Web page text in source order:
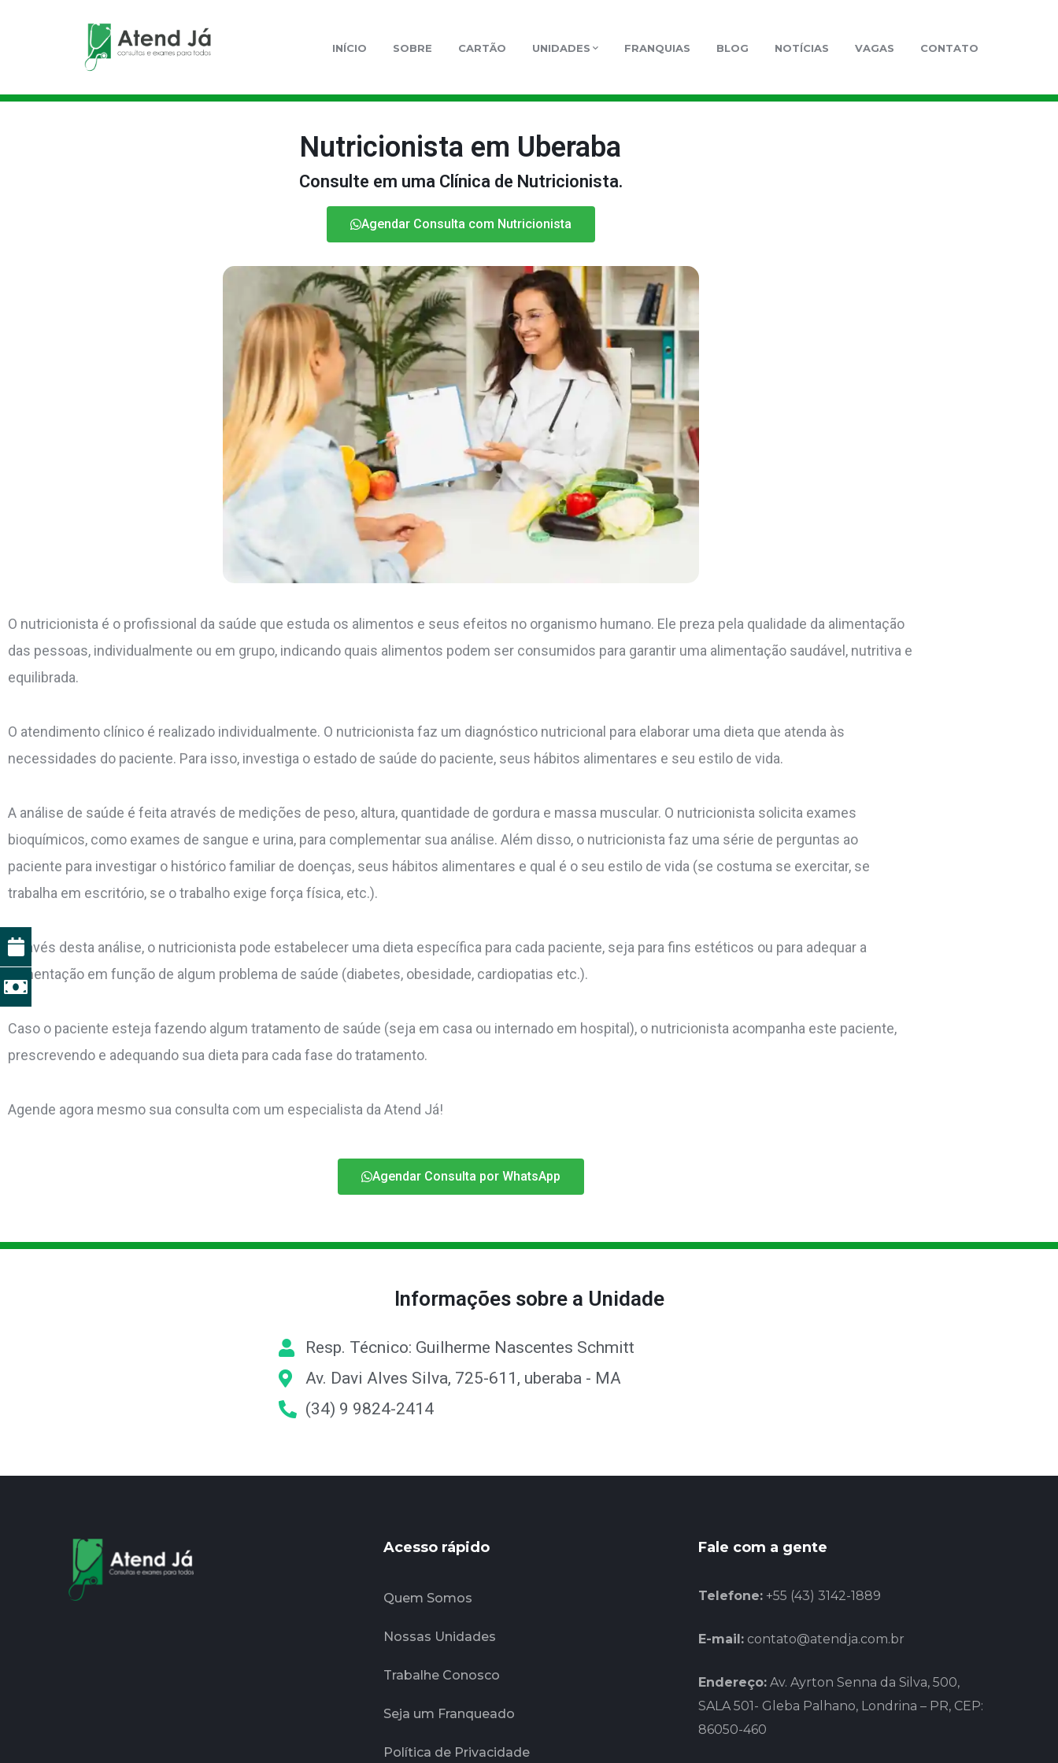
INÍCIO SOBRE CARTÃO UNIDADES FRANQUIAS BLOG NOTÍCIAS VAGAS CONTATO
Nutricionista em Uberaba
Consulte em uma Clínica de Nutricionista.
Agendar Consulta com Nutricionista
O nutricionista é o profissional da saúde que estuda os alimentos e seus efeitos no organismo humano. Ele preza pela qualidade da alimentação
das pessoas, individualmente ou em grupo, indicando quais alimentos podem ser consumidos para garantir uma alimentação saudável, nutritiva e
equilibrada.
O atendimento clínico é realizado individualmente. O nutricionista faz um diagnóstico nutricional para elaborar uma dieta que atenda às
necessidades do paciente. Para isso, investiga o estado de saúde do paciente, seus hábitos alimentares e seu estilo de vida.
A análise de saúde é feita através de medições de peso, altura, quantidade de gordura e massa muscular. O nutricionista solicita exames
bioquímicos, como exames de sangue e urina, para complementar sua análise. Além disso, o nutricionista faz uma série de perguntas ao
paciente para investigar o histórico familiar de doenças, seus hábitos alimentares e qual é o seu estilo de vida (se costuma se exercitar, se
trabalha em escritório, se o trabalho exige força física, etc.).
Através desta análise, o nutricionista pode estabelecer uma dieta específica para cada paciente, seja para fins estéticos ou para adequar a
alimentação em função de algum problema de saúde (diabetes, obesidade, cardiopatias etc.).
Caso o paciente esteja fazendo algum tratamento de saúde (seja em casa ou internado em hospital), o nutricionista acompanha este paciente,
prescrevendo e adequando sua dieta para cada fase do tratamento.
Agende agora mesmo sua consulta com um especialista da Atend Já!
Agendar Consulta por WhatsApp
Informações sobre a Unidade
Resp. Técnico: Guilherme Nascentes Schmitt
Av. Davi Alves Silva, 725-611, uberaba - MA
(34) 9 9824-2414
Acesso rápido
Quem Somos
Nossas Unidades
Trabalhe Conosco
Seja um Franqueado
Política de Privacidade
Fale com a gente
Telefone:+55 (43) 3142-1889
E-mail: contato@atendja.com.br
Endereço:Av. Ayrton Senna da Silva, 500,
SALA 501- Gleba Palhano, Londrina – PR, CEP:
86050-460